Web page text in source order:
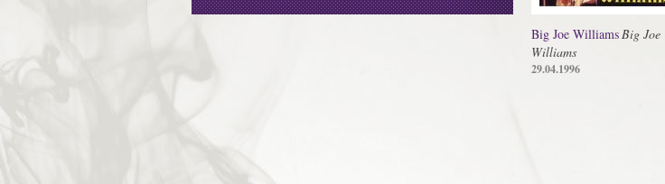
Big Joe WilliamsBig Joe
Williams
29.04.1996